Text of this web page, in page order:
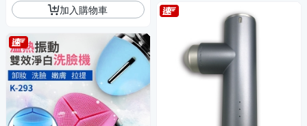
加入購物車